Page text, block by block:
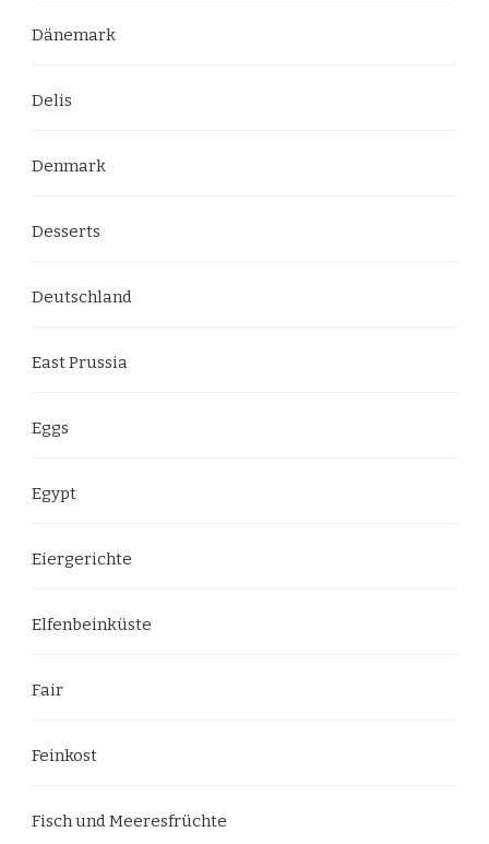
Dänemark
Delis
Denmark
Desserts
Deutschland
East Prussia
Eggs
Egypt
Eiergerichte
Elfenbeinküste
Fair
Feinkost
Fisch und Meeresfrüchte